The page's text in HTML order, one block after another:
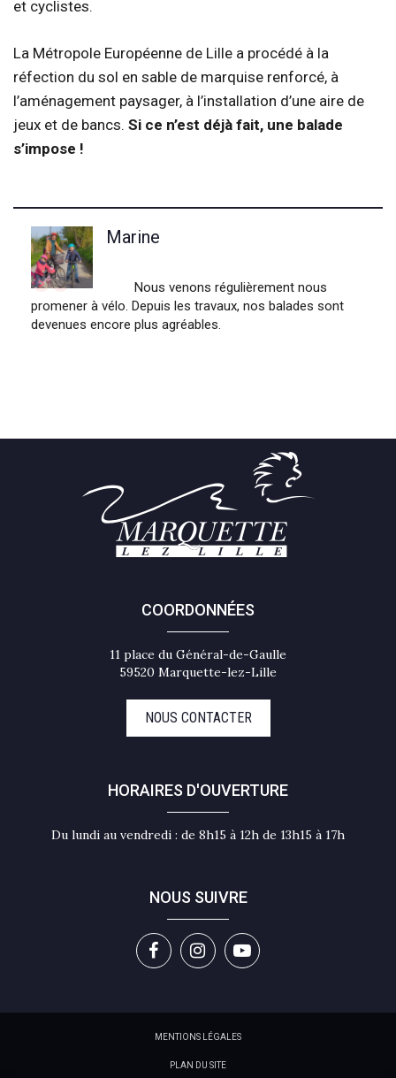
et cyclistes.
La Métropole Européenne de Lille a procédé à la
réfection du sol en sable de marquise renforcé, à
l’aménagement paysager, à l’installation d’une aire de
jeux et de bancs. Si ce n’est déjà fait, une balade
s’impose !
Marine
Nous venons régulièrement nous
promener à vélo. Depuis les travaux, nos balades sont
devenues encore plus agréables.
COORDONNÉES
11 place du Général-de-Gaulle
59520 Marquette-lez-Lille
NOUS CONTACTER
HORAIRES D'OUVERTURE
Du lundi au vendredi : de 8h15 à 12h de 13h15 à 17h
NOUS SUIVRE
Lien
vers
compte
Facebook
Lien
vers
compte
Instagram
Lien
vers
chaîne
MENTIONS LÉGALES
PLAN DU SITE